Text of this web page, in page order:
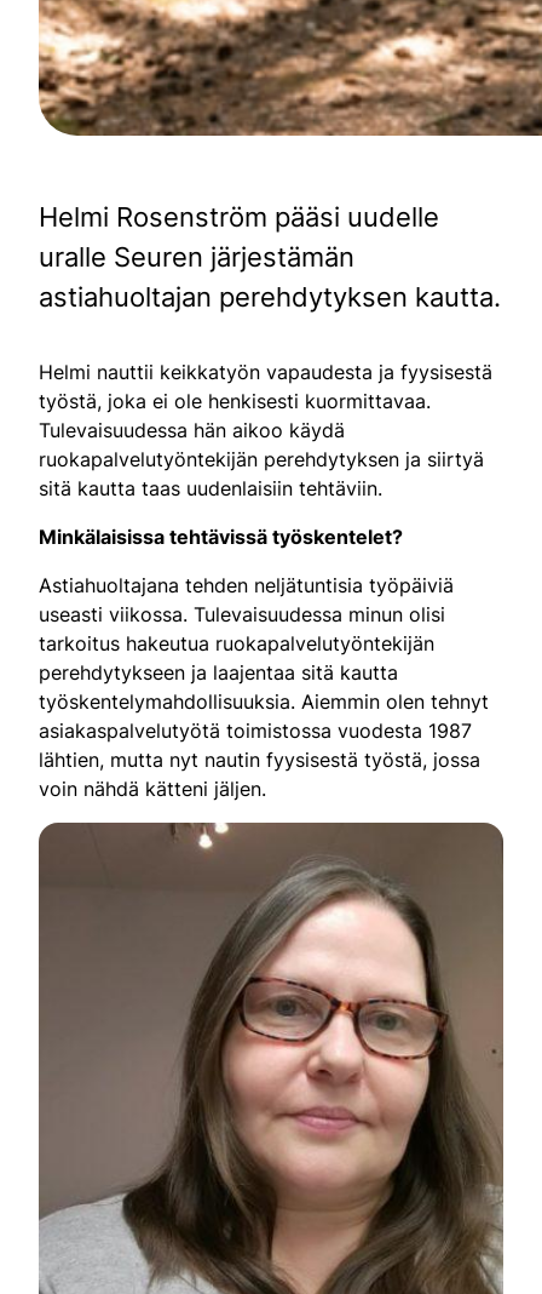
Helmi Rosenström pääsi uudelle
uralle Seuren järjestämän
astiahuoltajan perehdytyksen kautta.
Helmi nauttii keikkatyön vapaudesta ja fyysisestä
työstä, joka ei ole henkisesti kuormittavaa.
Tulevaisuudessa hän aikoo käydä
ruokapalvelutyöntekijän perehdytyksen ja siirtyä
sitä kautta taas uudenlaisiin tehtäviin.
Minkälaisissa tehtävissä työskentelet?
Astiahuoltajana tehden neljätuntisia työpäiviä
useasti viikossa. Tulevaisuudessa minun olisi
tarkoitus hakeutua ruokapalvelutyöntekijän
perehdytykseen ja laajentaa sitä kautta
työskentelymahdollisuuksia. Aiemmin olen tehnyt
asiakaspalvelutyötä toimistossa vuodesta 1987
lähtien, mutta nyt nautin fyysisestä työstä, jossa
voin nähdä kätteni jäljen.